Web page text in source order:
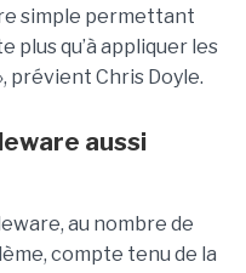
simple permettant
plus qu’à appliquer les
prévient Chris Doyle.
aussi
au nombre de
compte tenu de la